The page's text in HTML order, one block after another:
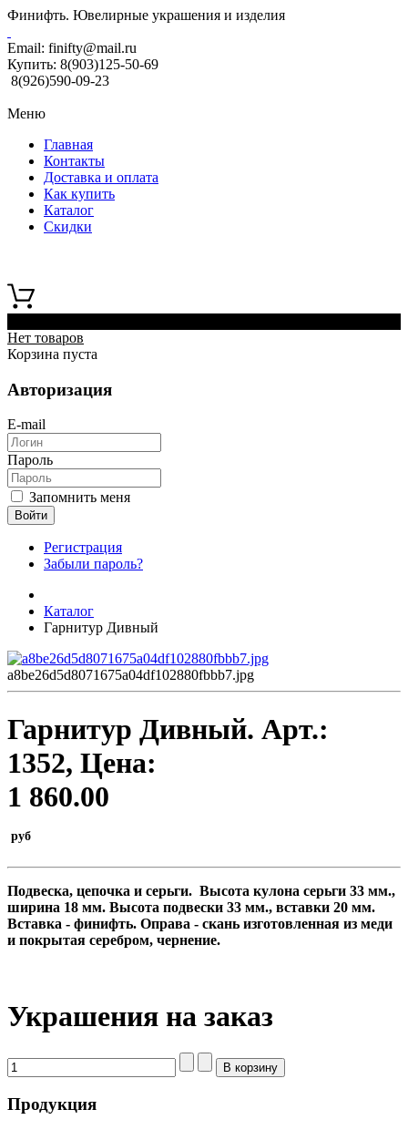
Финифть. Ювелирные украшения и изделия
Email: finifty@mail.ru
Купить: 8(903)125-50-69
8(926)590-09-23
Меню
Главная
Контакты
Доставка и оплата
Как купить
Каталог
Скидки
Нет товаров
Корзина пуста
Авторизация
E-mail
Пароль
Запомнить меня
Войти
Регистрация
Забыли пароль?
Каталог
Гарнитур Дивный
a8be26d5d8071675a04df102880fbbb7.jpg
Гарнитур Дивный. Арт.:
1352, Цена:
1 860.00
руб
Подвеска, цепочка и серьги. Высота кулона серьги 33 мм.,
ширина 18 мм. Высота подвески 33 мм., вставки 20 мм.
Вставка - финифть. Оправа - скань изготовленная из меди
и покрытая серебром, чернение.
Украшения на заказ
Продукция